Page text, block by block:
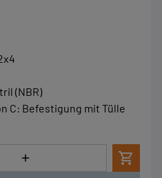
(NBR)
C: Befestigung mit Tülle